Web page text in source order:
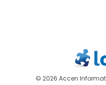
© 2026 Accen